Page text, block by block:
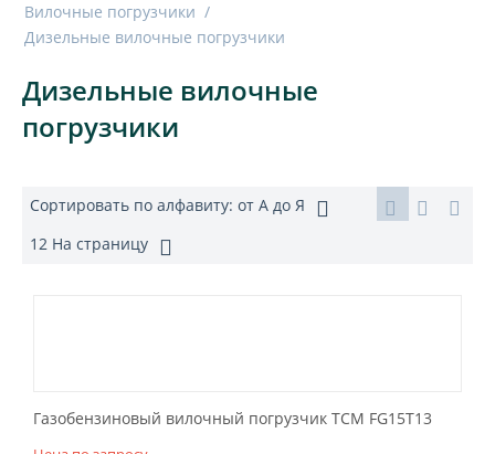
Вилочные погрузчики /
Дизельные вилочные погрузчики
Дизельные вилочные
погрузчики
Сортировать по алфавиту: от А до Я
12 На страницу
Газобензиновый вилочный погрузчик TCM FG15T13